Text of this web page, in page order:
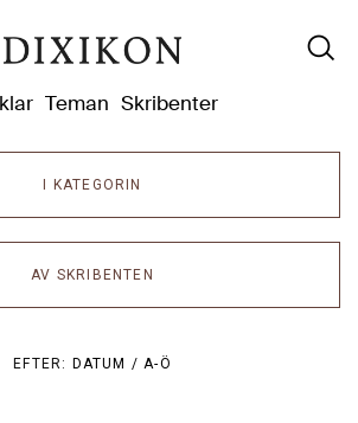
Teman Skribenter
I KATEGORIN
AV SKRIBENTEN
EFTER: DATUM /A-Ö